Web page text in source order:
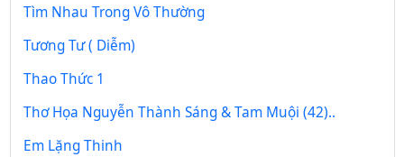
Tìm Nhau Trong Vô Thường
Tương Tư ( Diễm)
Thao Thức 1
Thơ Họa Nguyễn Thành Sáng & Tam Muội (42)..
Em Lặng Thinh